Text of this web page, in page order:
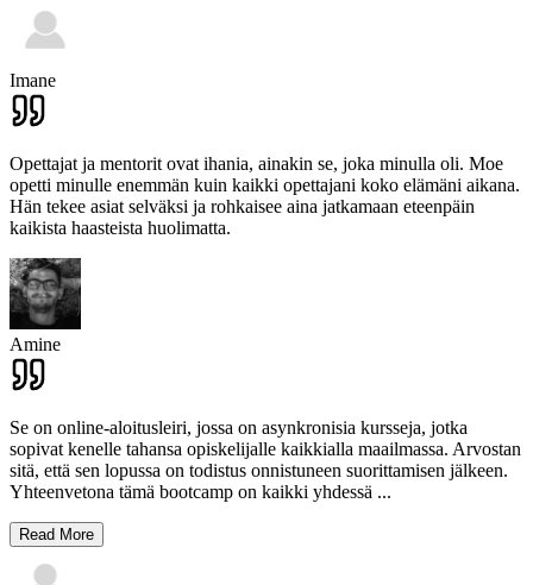
Imane
Opettajat ja mentorit ovat ihania, ainakin se, joka minulla oli. Moe
opetti minulle enemmän kuin kaikki opettajani koko elämäni aikana.
Hän tekee asiat selväksi ja rohkaisee aina jatkamaan eteenpäin
kaikista haasteista huolimatta.
Amine
Se on online-aloitusleiri, jossa on asynkronisia kursseja, jotka
sopivat kenelle tahansa opiskelijalle kaikkialla maailmassa. Arvostan
sitä, että sen lopussa on todistus onnistuneen suorittamisen jälkeen.
Yhteenvetona tämä bootcamp on kaikki yhdessä ...
Read More